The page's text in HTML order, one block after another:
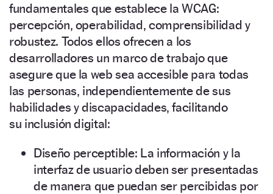
fundamentales que establece la WCAG:
percepción, operabilidad, comprensibilidad y
robustez. Todos ellos ofrecen a los
desarrolladores un marco de trabajo que
asegure que la web sea accesible para todas
las personas, independientemente de sus
habilidades y discapacidades, facilitando
su inclusión digital:
Diseño perceptible: La información y la
interfaz de usuario deben ser presentadas
de manera que puedan ser percibidas por